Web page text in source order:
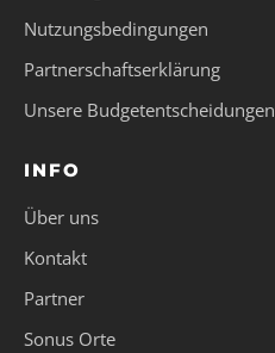
Nutzungsbedingungen
Partnerschaftserklärung
Unsere Budgetentscheidungen
INFO
Über uns
Kontakt
Partner
Sonus Orte